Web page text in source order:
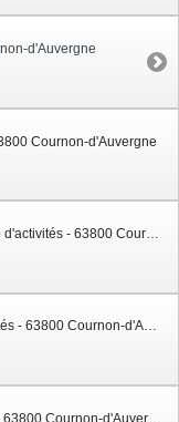
d'Auvergne
Cournon-d'Auvergne
18 Avenue Maréchal Leclerc Zone d'activités - 63800 Cournon-d'Auvergne
27 Route du Cendre Zone d'activités - 63800 Cournon-d'Auvergne